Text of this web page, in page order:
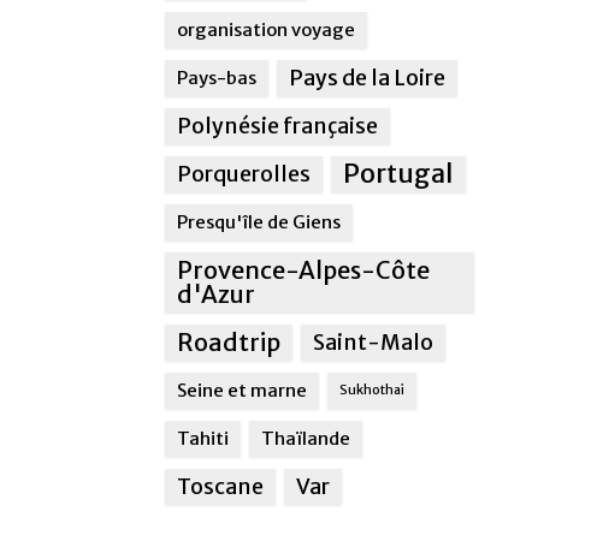
organisation voyage
Pays-bas
Pays de la Loire
Polynésie française
Porquerolles
Portugal
Presqu'île de Giens
Provence-Alpes-Côte
d'Azur
Roadtrip
Saint-Malo
Seine et marne Sukhothai
Tahiti Thaïlande
Toscane Var